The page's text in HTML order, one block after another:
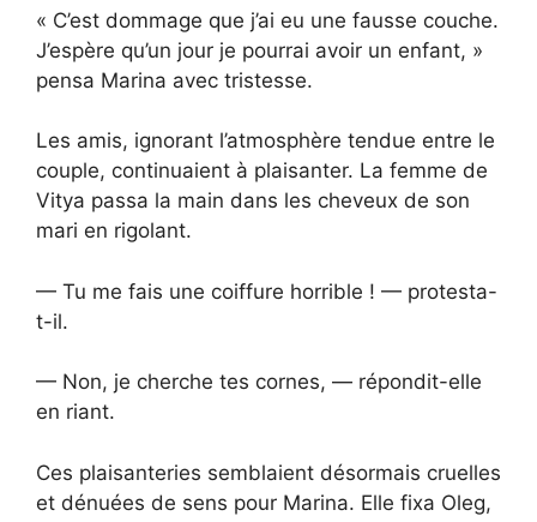
« C’est dommage que j’ai eu une fausse couche.
J’espère qu’un jour je pourrai avoir un enfant, »
pensa Marina avec tristesse.
Les amis, ignorant l’atmosphère tendue entre le
couple, continuaient à plaisanter. La femme de
Vitya passa la main dans les cheveux de son
mari en rigolant.
— Tu me fais une coiffure horrible ! — protesta-
t-il.
— Non, je cherche tes cornes, — répondit-elle
en riant.
Ces plaisanteries semblaient désormais cruelles
et dénuées de sens pour Marina. Elle fixa Oleg,